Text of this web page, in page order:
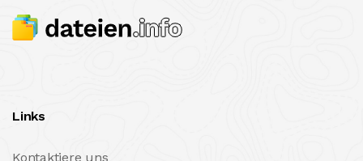
Links
Kontaktiere uns